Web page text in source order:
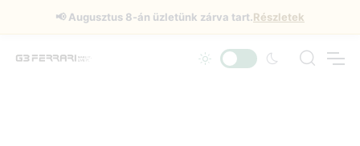
📢Augusztus 8-án üzletünk zárva tart.Részletek